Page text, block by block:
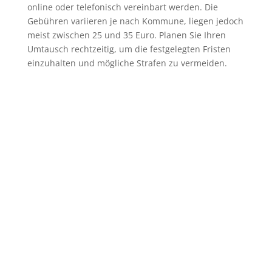
online oder telefonisch vereinbart werden. Die
Gebühren variieren je nach Kommune, liegen jedoch
meist zwischen 25 und 35 Euro. Planen Sie Ihren
Umtausch rechtzeitig, um die festgelegten Fristen
einzuhalten und mögliche Strafen zu vermeiden.